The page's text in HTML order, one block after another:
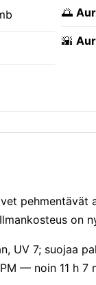
🌅
🌇
pehmentävät
on
UV 7; suojaa
— noin 11 h 7